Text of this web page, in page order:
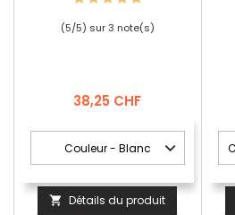
(5/5) sur3 note(s)
Prix
38,25 CHF
 Détails du produit